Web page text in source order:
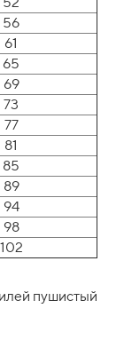
56
61
65
69
73
77
81
85
89
94
98
102
пушистый